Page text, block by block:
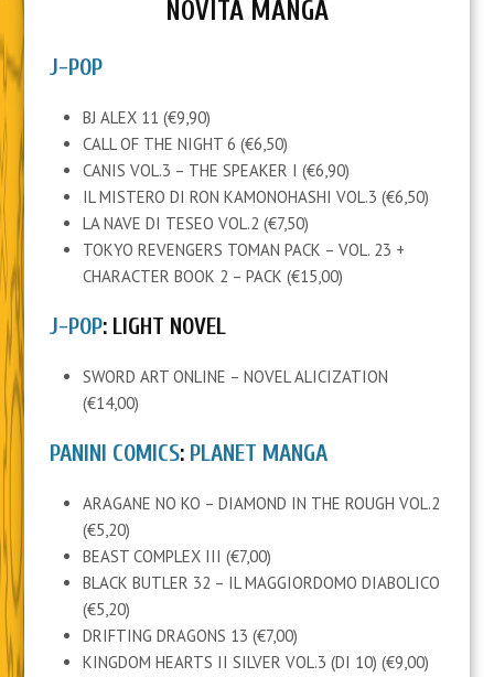
NOVITÀ MANGA
J-POP
BJ ALEX 11 (€9,90)
CALL OF THE NIGHT 6 (€6,50)
CANIS VOL.3 – THE SPEAKER I (€6,90)
IL MISTERO DI RON KAMONOHASHI VOL.3 (€6,50)
LA NAVE DI TESEO VOL.2 (€7,50)
TOKYO REVENGERS TOMAN PACK – VOL. 23 +
CHARACTER BOOK 2 – PACK (€15,00)
J-POP: LIGHT NOVEL
SWORD ART ONLINE – NOVEL ALICIZATION
(€14,00)
PANINI COMICS: PLANET MANGA
ARAGANE NO KO – DIAMOND IN THE ROUGH VOL.2
(€5,20)
BEAST COMPLEX III (€7,00)
BLACK BUTLER 32 – IL MAGGIORDOMO DIABOLICO
(€5,20)
DRIFTING DRAGONS 13 (€7,00)
KINGDOM HEARTS II SILVER VOL.3 (DI 10) (€9,00)